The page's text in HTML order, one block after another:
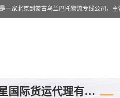
北京跃瑞航星国际货运代理有限公司
乌兰巴托铁